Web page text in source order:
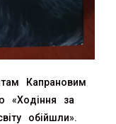
Капрановим
«Ходіння за
обійшли».